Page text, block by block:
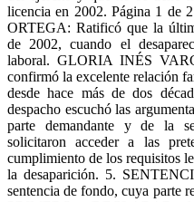
licencia en 2002. Página 1
ORTEGA: Ratificó que la
de 2002, cuando el
laboral. GLORIA INÉS
confirmó la excelente relación
desde hace más de dos
despacho escuchó las
parte demandante y de la
solicitaron acceder a las
cumplimiento de los requisitos
la desaparición. 5.
sentencia de fondo, cuya parte